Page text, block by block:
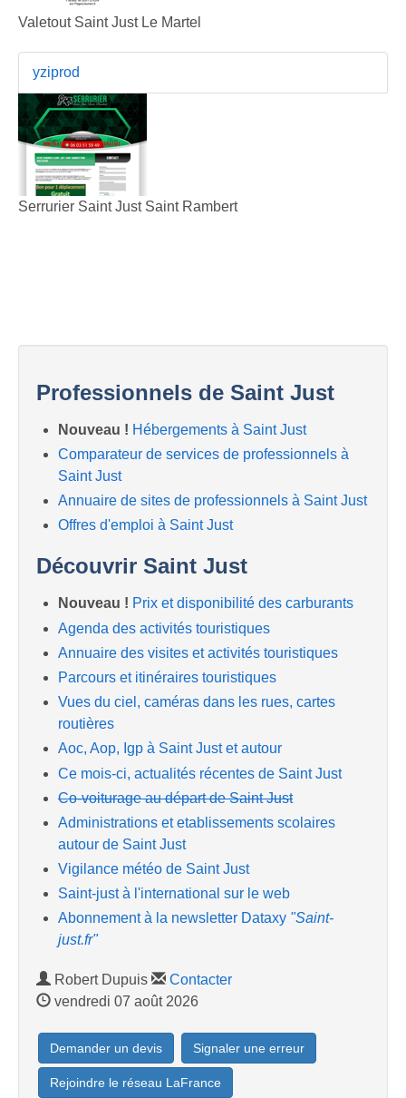
Valetout Saint Just Le Martel
yziprod
Serrurier Saint Just Saint Rambert
Professionnels de Saint Just
Nouveau ! Hébergements à Saint Just
Comparateur de services de professionnels à
Saint Just
Annuaire de sites de professionnels à Saint Just
Offres d'emploi à Saint Just
Découvrir Saint Just
Nouveau ! Prix et disponibilité des carburants
Agenda des activités touristiques
Annuaire des visites et activités touristiques
Parcours et itinéraires touristiques
Vues du ciel, caméras dans les rues, cartes
routières
Aoc, Aop, Igp à Saint Just et autour
Ce mois-ci, actualités récentes de Saint Just
Co-voiturage au départ de Saint Just
Administrations et etablissements scolaires
autour de Saint Just
Vigilance météo de Saint Just
Saint-just à l'international sur le web
Abonnement à la newsletter Dataxy "Saint-
just.fr"
Robert Dupuis
Contacter
vendredi 07 août 2026
Demander un devis Signaler une erreur
Rejoindre le réseau LaFrance